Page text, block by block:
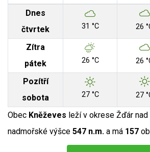
Dnes
čtvrtek
31 °C 26
Zítra
pátek
26 °C 26
Pozítří
sobota
27 °C 27
Obec Kněževes leží v okrese Žďár
nadmořské výšce 547 n.m. a má 157